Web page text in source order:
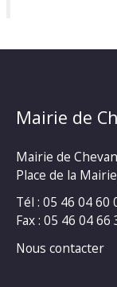
Mairie de
Mairie de
Place de la
Tél : 05 46 04 60
Fax : 05 46 04 66
Nous contacter